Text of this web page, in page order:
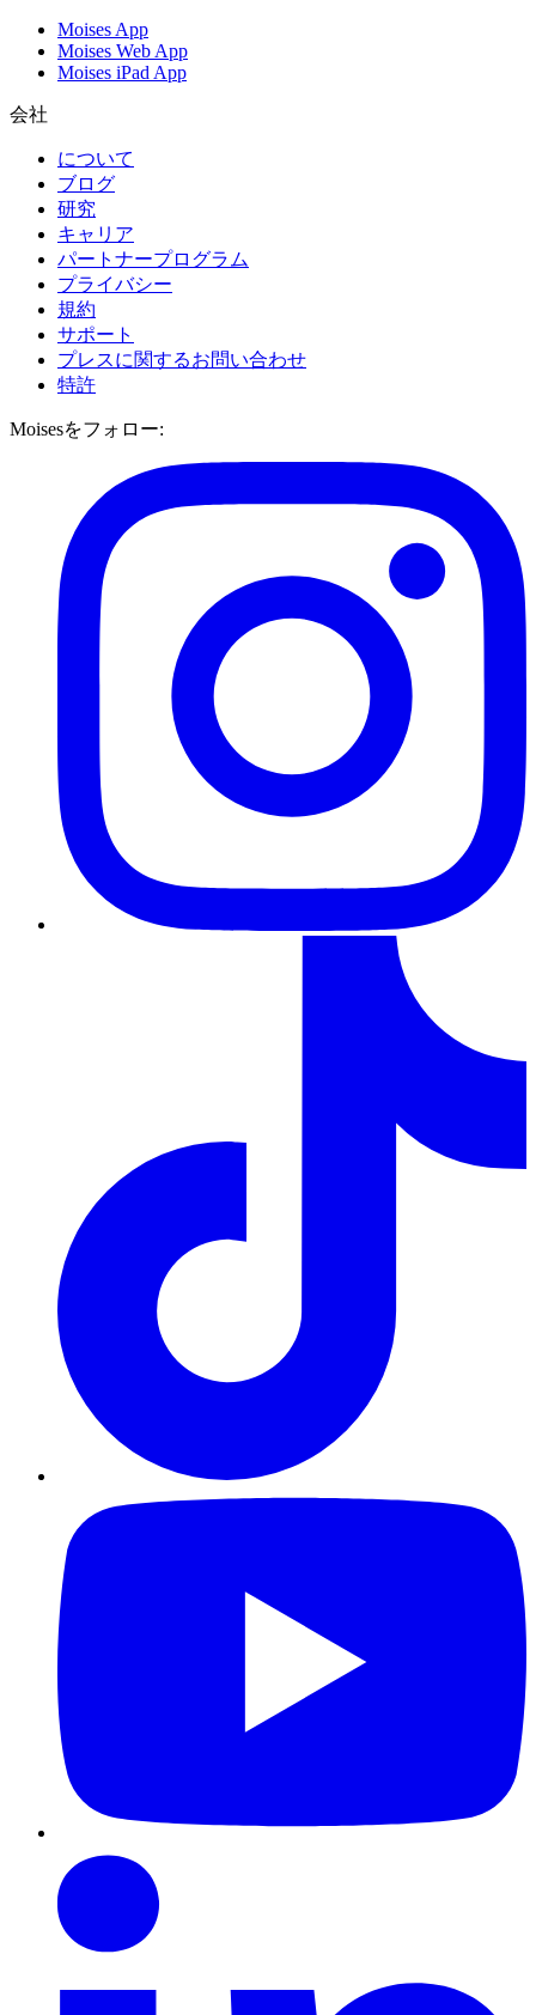
Moises App
Moises Web App
Moises iPad App
会社
について
ブログ
研究
キャリア
パートナープログラム
プライバシー
規約
サポート
プレスに関するお問い合わせ
特許
Moisesをフォロー: